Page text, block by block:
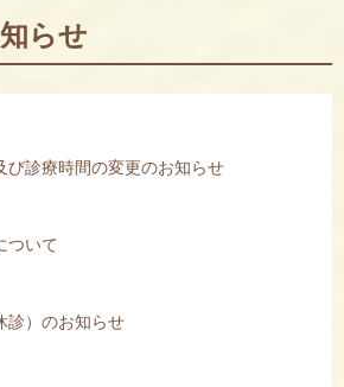
らせ
び診療時間の変更のお知らせ
ついて
診）のお知らせ